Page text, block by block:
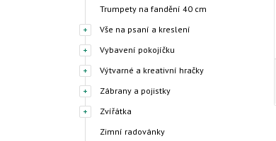
Trumpety na fandění 40 cm
Vše na psaní a kreslení
Vybavení pokojíčku
Výtvarné a kreativní hračky
Zábrany a pojistky
Zvířátka
Zimní radovánky